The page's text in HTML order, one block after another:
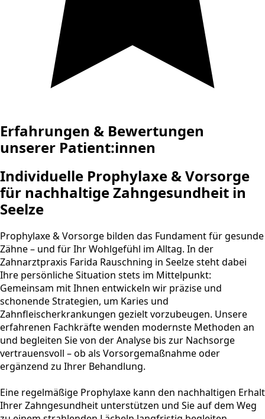
Erfahrungen & Bewertungen
unserer Patient:innen
Individuelle Prophylaxe & Vorsorge
für nachhaltige Zahngesundheit in
Seelze
Prophylaxe & Vorsorge bilden das Fundament für gesunde
Zähne – und für Ihr Wohlgefühl im Alltag. In der
Zahnarztpraxis Farida Rauschning in Seelze steht dabei
Ihre persönliche Situation stets im Mittelpunkt:
Gemeinsam mit Ihnen entwickeln wir präzise und
schonende Strategien, um Karies und
Zahnfleischerkrankungen gezielt vorzubeugen. Unsere
erfahrenen Fachkräfte wenden modernste Methoden an
und begleiten Sie von der Analyse bis zur Nachsorge
vertrauensvoll – ob als Vorsorgemaßnahme oder
ergänzend zu Ihrer Behandlung.
Eine regelmäßige Prophylaxe kann den nachhaltigen Erhalt
Ihrer Zahngesundheit unterstützen und Sie auf dem Weg